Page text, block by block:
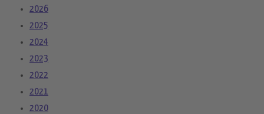
2026
2025
2024
2023
2022
2021
2020